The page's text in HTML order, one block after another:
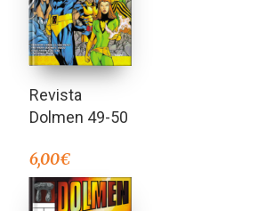
Revista
Dolmen 49-50
6,00€